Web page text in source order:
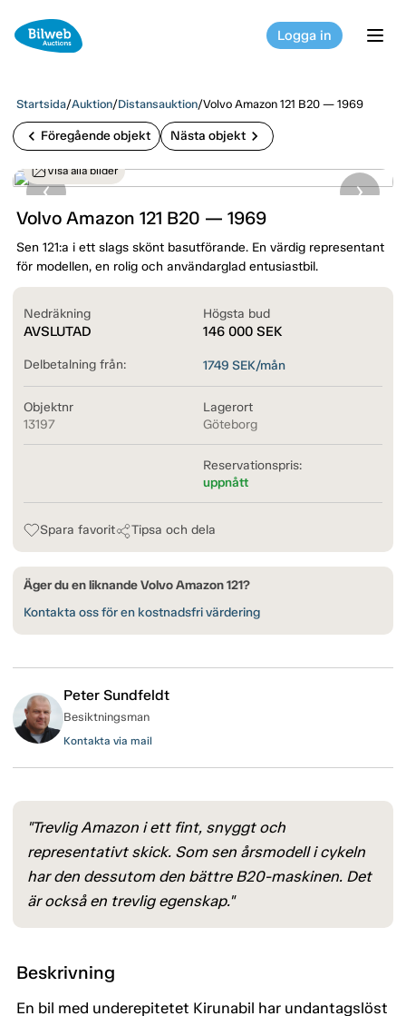
Logga in
Startsida/Auktion/Distansauktion/Volvo Amazon 121 B20 — 1969
chevron_left Föregående objekt Nästa objekt chevron_right
Visa alla bilder
Volvo Amazon 121 B20 — 1969
Sen 121:a i ett slags skönt basutförande. En värdig representant
för modellen, en rolig och användarglad entusiastbil.
Nedräkning
AVSLUTAD
Högsta bud
146 000 SEK
Delbetalning från: 1749 SEK/mån
Objektnr
13197
Lagerort
Göteborg
Reservationspris:
uppnått
Spara favorit Tipsa och dela
Äger du en liknande Volvo Amazon 121?
Kontakta oss för en kostnadsfri värdering
Peter Sundfeldt
Besiktningsman
Kontakta via mail
"Trevlig Amazon i ett fint, snyggt och
representativt skick. Som sen årsmodell i cykeln
har den dessutom den bättre B20-maskinen. Det
är också en trevlig egenskap."
Beskrivning
En bil med underepitetet Kirunabil har undantagslöst